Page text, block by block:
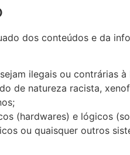
dos conteúdos e da
ilegais ou contrárias
de natureza racista,
(hardwares) e lógicos
ou quaisquer outros